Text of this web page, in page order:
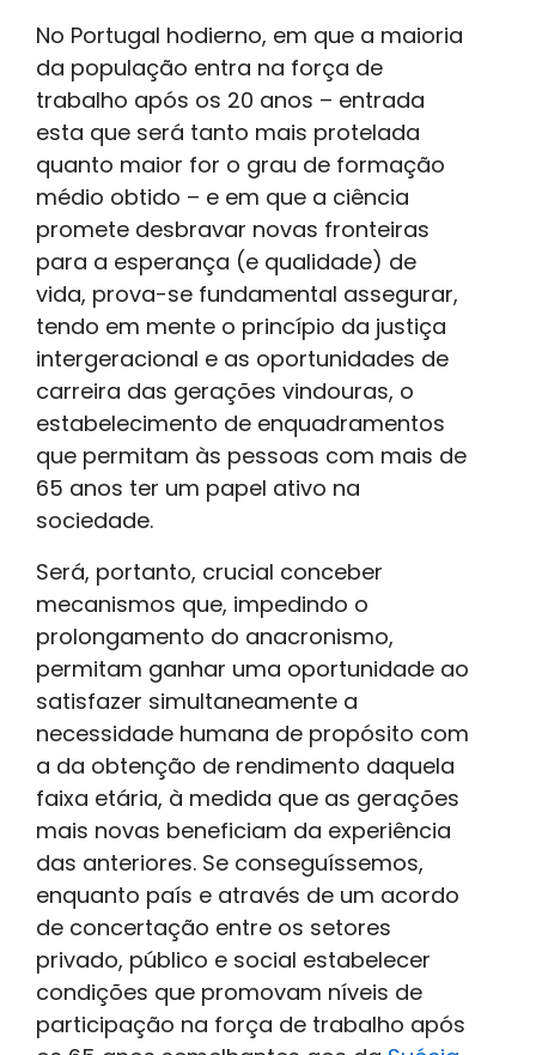
No Portugal hodierno, em que a maioria
da população entra na força de
trabalho após os 20 anos – entrada
esta que será tanto mais protelada
quanto maior for o grau de formação
médio obtido – e em que a ciência
promete desbravar novas fronteiras
para a esperança (e qualidade) de
vida, prova-se fundamental assegurar,
tendo em mente o princípio da justiça
intergeracional e as oportunidades de
carreira das gerações vindouras, o
estabelecimento de enquadramentos
que permitam às pessoas com mais de
65 anos ter um papel ativo na
sociedade.
Será, portanto, crucial conceber
mecanismos que, impedindo o
prolongamento do anacronismo,
permitam ganhar uma oportunidade ao
satisfazer simultaneamente a
necessidade humana de propósito com
a da obtenção de rendimento daquela
faixa etária, à medida que as gerações
mais novas beneficiam da experiência
das anteriores. Se conseguíssemos,
enquanto país e através de um acordo
de concertação entre os setores
privado, público e social estabelecer
condições que promovam níveis de
participação na força de trabalho após